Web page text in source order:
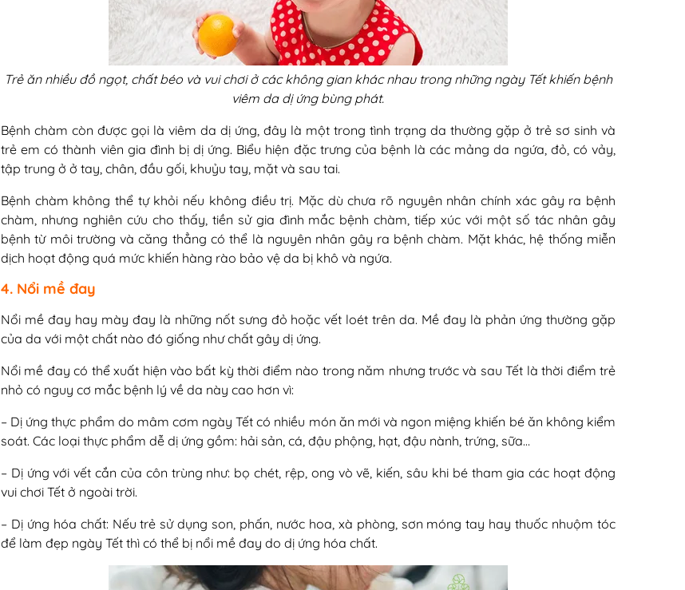
Trẻ ăn nhiều đồ ngọt, chất béo và vui chơi ở các không gian khác nhau trong những ngày Tết khiến bệnh
viêm da dị ứng bùng phát.
Bệnh chàm còn được gọi là viêm da dị ứng, đây là một trong tình trạng da thường gặp ở trẻ sơ sinh và
trẻ em có thành viên gia đình bị dị ứng. Biểu hiện đặc trưng của bệnh là các mảng da ngứa, đỏ, có vảy,
tập trung ở ở tay, chân, đầu gối, khuỷu tay, mặt và sau tai.
Bệnh chàm không thể tự khỏi nếu không điều trị. Mặc dù chưa rõ nguyên nhân chính xác gây ra bệnh
chàm, nhưng nghiên cứu cho thấy, tiền sử gia đình mắc bệnh chàm, tiếp xúc với một số tác nhân gây
bệnh từ môi trường và căng thẳng có thể là nguyên nhân gây ra bệnh chàm. Mặt khác, hệ thống miễn
dịch hoạt động quá mức khiến hàng rào bảo vệ da bị khô và ngứa.
4. Nổi mề đay
Nổi mề đay hay mày đay là những nốt sưng đỏ hoặc vết loét trên da. Mề đay là phản ứng thường gặp
của da với một chất nào đó giống như chất gây dị ứng.
Nổi mề đay có thể xuất hiện vào bất kỳ thời điểm nào trong năm nhưng trước và sau Tết là thời điểm trẻ
nhỏ có nguy cơ mắc bệnh lý về da này cao hơn vì:
– Dị ứng thực phẩm do mâm cơm ngày Tết có nhiều món ăn mới và ngon miệng khiến bé ăn không kiểm
soát. Các loại thực phẩm dễ dị ứng gồm: hải sản, cá, đậu phộng, hạt, đậu nành, trứng, sữa…
– Dị ứng với vết cắn của côn trùng như: bọ chét, rệp, ong vò vẽ, kiến, sâu khi bé tham gia các hoạt động
vui chơi Tết ở ngoài trời.
– Dị ứng hóa chất: Nếu trẻ sử dụng son, phấn, nước hoa, xà phòng, sơn móng tay hay thuốc nhuộm tóc
để làm đẹp ngày Tết thì có thể bị nổi mề đay do dị ứng hóa chất.